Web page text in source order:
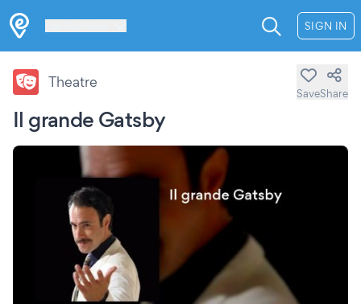
SIGN IN
Il grande Gatsby
Theatre
SaveShare